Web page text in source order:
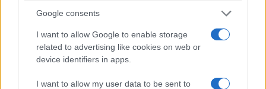
Google consents
I want to allow Google to enable storage
related to advertising like cookies on web or
device identifiers in apps.
I want to allow my user data to be sent to
to fantastyczny punkt odniesienia, gdyż za tą
dodatkowo chromowaną listwą.
Płyńmy oceanem dróg